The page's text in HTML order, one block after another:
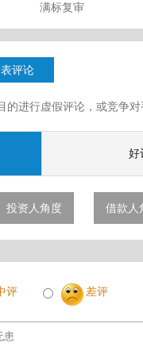
满标复审
评论
的进行虚假评论，或竞争
好
投资人角度 借款人
评 差评